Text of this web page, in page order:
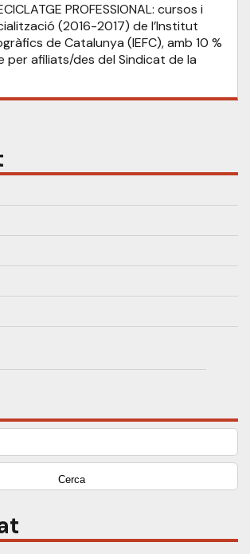
PROFESSIONAL: cursos i
(2016-2017) de l’Institut
de Catalunya (IEFC), amb 10 %
per afiliats/des del Sindicat de la